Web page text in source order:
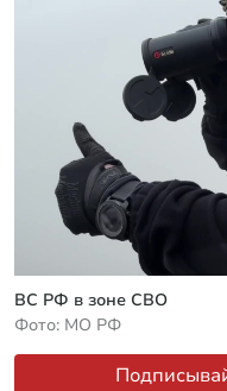
ВС РФ в зоне СВО
Фото: МО РФ